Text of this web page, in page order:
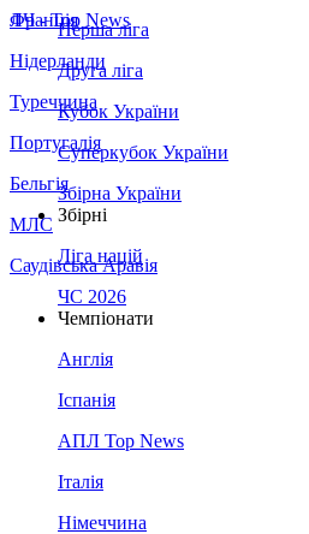
Франція
Нідерланди
Туреччина
Португалія
Бельгія
МЛС
Саудівська Аравія
ЛЧ - Top News
Перша ліга
Друга ліга
Кубок України
Суперкубок України
Збірна України
Збірні
Ліга націй
ЧС 2026
Чемпіонати
Англія
Іспанія
АПЛ Top News
Італія
Німеччина